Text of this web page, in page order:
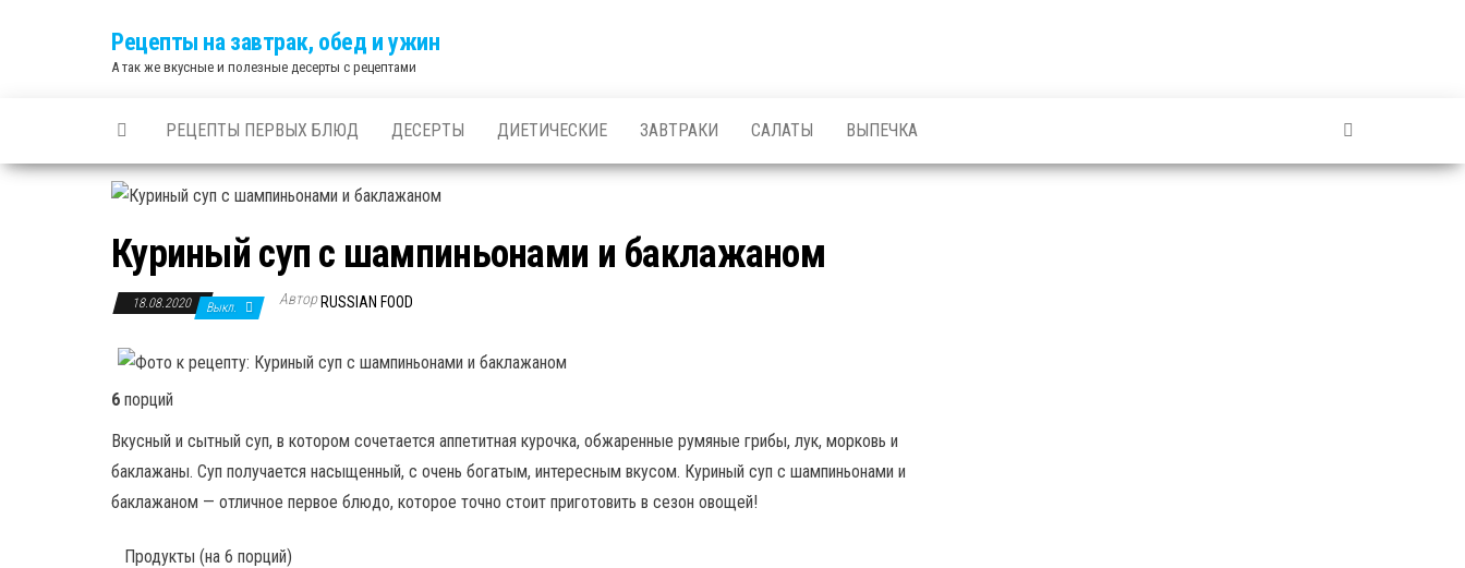
Рецепты на завтрак, обед и ужин
А так же вкусные и полезные десерты с рецептами
РЕЦЕПТЫ ПЕРВЫХ БЛЮД ДЕСЕРТЫ ДИЕТИЧЕСКИЕ ЗАВТРАКИ САЛАТЫ ВЫПЕЧКА
Куриный суп с шампиньонами и баклажаном
18.08.2020 Выкл. Автор RUSSIAN FOOD
6 порций
Вкусный и сытный суп, в котором сочетается аппетитная курочка, обжаренные румяные грибы, лук, морковь и
баклажаны. Суп получается насыщенный, с очень богатым, интересным вкусом. Куриный суп с шампиньонами и
баклажаном — отличное первое блюдо, которое точно стоит приготовить в сезон овощей!
Продукты (на 6 порций)